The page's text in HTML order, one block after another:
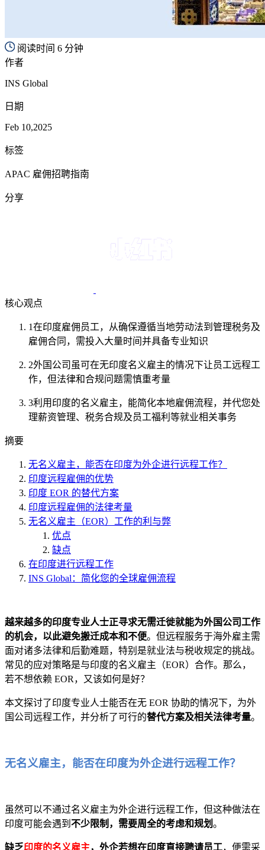
阅读时间 6 分钟
作者
INS Global
日期
Feb 10,2025
标签
APAC 雇佣招聘指南
分享
核心观点
1在印度雇佣员工，从确保遵循当地劳动法到管理税务及
雇佣合同，需投入大量时间并具备专业知识
2外国公司虽可在无印度名义雇主的情况下让员工远程工
作，但法律和合规问题需慎重考量
3利用印度的名义雇主，能简化本地雇佣流程，并代您处
理薪资管理、税务合规及员工福利等就业相关事务
摘要
无名义雇主，能否在印度为外企进行远程工作？
印度远程雇佣的优势
印度 EOR 的替代方案
印度远程雇佣的法律考量
无名义雇主（EOR）工作的利与弊
优点
缺点
在印度进行远程工作
INS Global：简化您的全球雇佣流程
越来越多的印度专业人士正寻求无需迁徙就能为外国公司工作
的机会，以此避免搬迁成本和不便。但远程服务于海外雇主需
面对诸多法律和后勤难题，特别是就业法与税收规定的挑战。
常见的应对策略是与印度的名义雇主（EOR）合作。那么，
若不想依赖 EOR，又该如何是好？
本文探讨了印度专业人士能否在无 EOR 协助的情况下，为外
国公司远程工作，并分析了可行的替代方案及相关法律考量。
无名义雇主，能否在印度为外企进行远程工作？
虽然可以不通过名义雇主为外企进行远程工作，但这种做法在
印度可能会遇到 不少限制，需要周全的考虑和规划。
缺乏印度的名义雇主，外企若想在印度直接聘请员工，便需采